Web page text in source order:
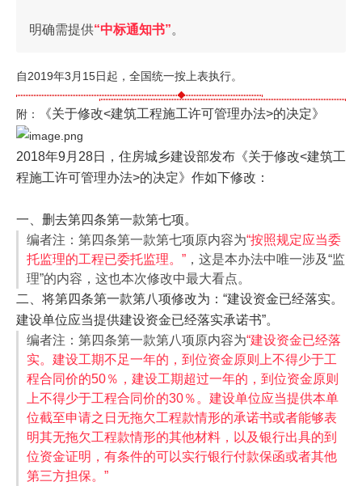
明确需提供“中标通知书”。
自2019年3月15日起，全国统一按上表执行。
附： 《关于修改<建筑工程施工许可管理办法>的决定》
2018年9月28日，住房城乡建设部发布《关于修改<建筑工
程施工许可管理办法>的决定》作如下修改：
一、删去第四条第一款第七项。
编者注：第四条第一款第七项原内容为“按照规定应当委
托监理的工程已委托监理。” ，这是本办法中唯一涉及“监
理”的内容，这也本次修改中最大看点。
二、将第四条第一款第八项修改为：“建设资金已经落实。
建设单位应当提供建设资金已经落实承诺书”。
编者注：第四条第一款第八项原内容为“建设资金已经落
实。建设工期不足一年的，到位资金原则上不得少于工
程合同价的50％，建设工期超过一年的，到位资金原则
上不得少于工程合同价的30％。建设单位应当提供本单
位截至申请之日无拖欠工程款情形的承诺书或者能够表
明其无拖欠工程款情形的其他材料，以及银行出具的到
位资金证明，有条件的可以实行银行付款保函或者其他
第三方担保。”